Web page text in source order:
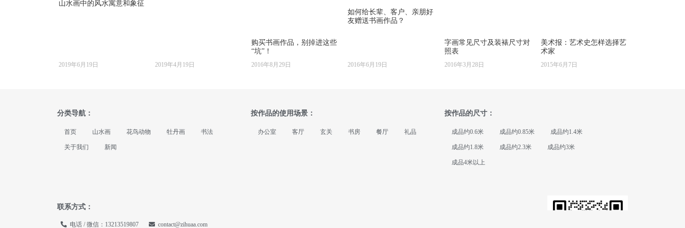
山水画中的风水寓意和象征
2019年6月19日 2019年4月19日
购买书画作品，别掉进这些
“坑”！
2016年8月29日
如何给长辈、客户、亲朋好
友赠送书画作品？
2016年6月19日
字画常见尺寸及装裱尺寸对
照表
2016年3月28日
美术报：艺术史怎样选择艺
术家
2015年6月7日
分类导航：
首页 山水画 花鸟动物 牡丹画 书法
关于我们 新闻
按作品的使用场景：
办公室 客厅 玄关 书房 餐厅 礼品
按作品的尺寸：
成品约0.6米 成品约0.85米 成品约1.4米
成品约1.8米 成品约2.3米 成品约3米
成品4米以上
联系方式：
电话 / 微信：13213519807 contact@zihuaa.com